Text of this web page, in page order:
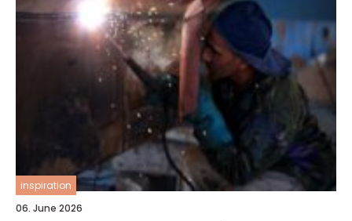
inspiration
06. June 2026